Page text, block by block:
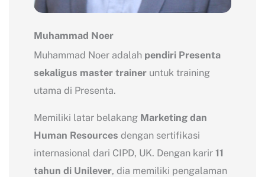
Muhammad Noer
Muhammad Noer adalah pendiri Presenta
sekaligus master traineruntuk training
utama di Presenta.
Memiliki latar belakang Marketing dan
Human Resources dengan sertifikasi
internasional dari CIPD, UK. Dengan karir 11
tahun di Unilever, dia memiliki pengalaman